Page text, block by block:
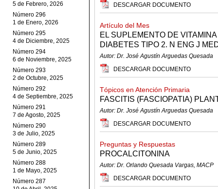
5 de Febrero, 2026
Número 296
1 de Enero, 2026
Número 295
4 de Diciembre, 2025
Número 294
6 de Noviembre, 2025
Número 293
2 de Octubre, 2025
Número 292
4 de Septiembre, 2025
Número 291
7 de Agosto, 2025
Número 290
3 de Julio, 2025
Número 289
5 de Junio, 2025
Número 288
1 de Mayo, 2025
Número 287
DESCARGAR DOCUMENTO
Artículo del Mes
EL SUPLEMENTO DE
DIABETES TIPO 2. N ENG J
Autor: Dr. José Agustín Arguedas Quesada
DESCARGAR DOCUMENTO
Tópicos en Atención Primaria
FASCITIS (FASCIOPATIA)
Autor: Dr. José Agustín Arguedas Quesada
DESCARGAR DOCUMENTO
Preguntas y Respuestas
PROCALCITONINA
Autor: Dr. Orlando Quesada Vargas, MACP
DESCARGAR DOCUMENTO